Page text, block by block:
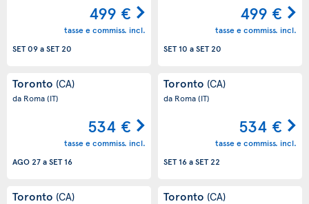
499 €
tasse e commiss. incl.
SET 09aSET 20
499 €
tasse e commiss. incl.
SET 10 aSET 20
Toronto (CA)
da Roma(IT)
534 €
tasse e commiss. incl.
AGO 27aSET 16
Toronto (CA)
da Roma(IT)
534 €
tasse e commiss. incl.
SET 16aSET 22
Toronto (CA) Toronto (CA)